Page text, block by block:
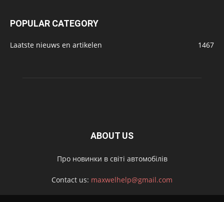
POPULAR CATEGORY
Laatste nieuws en artikelen 1467
ABOUT US
Про новинки в світі автомобілів
Contact us: maxwelhelp@gmail.com